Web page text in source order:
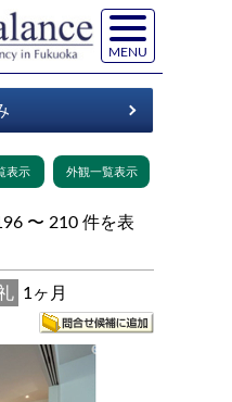
MENU
1ヶ月